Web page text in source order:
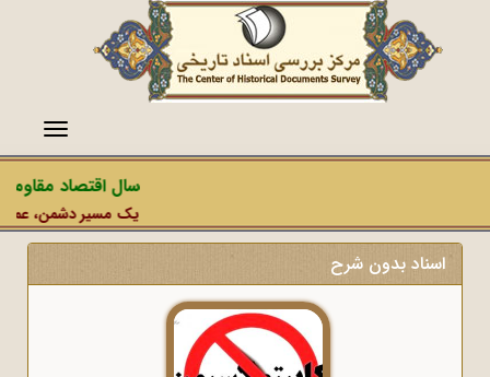
منو
سال اقتصاد
یک مسیر دشمن،
اسناد بدون شرح